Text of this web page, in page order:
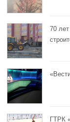
70
ГТРК